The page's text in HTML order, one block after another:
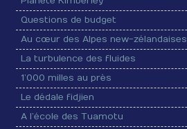
Questions de budget
Au cœur des Alpes new-zélandaises
La turbulence des fluides
1’000 milles au près
Le dédale fidjien
A l’école des Tuamotu